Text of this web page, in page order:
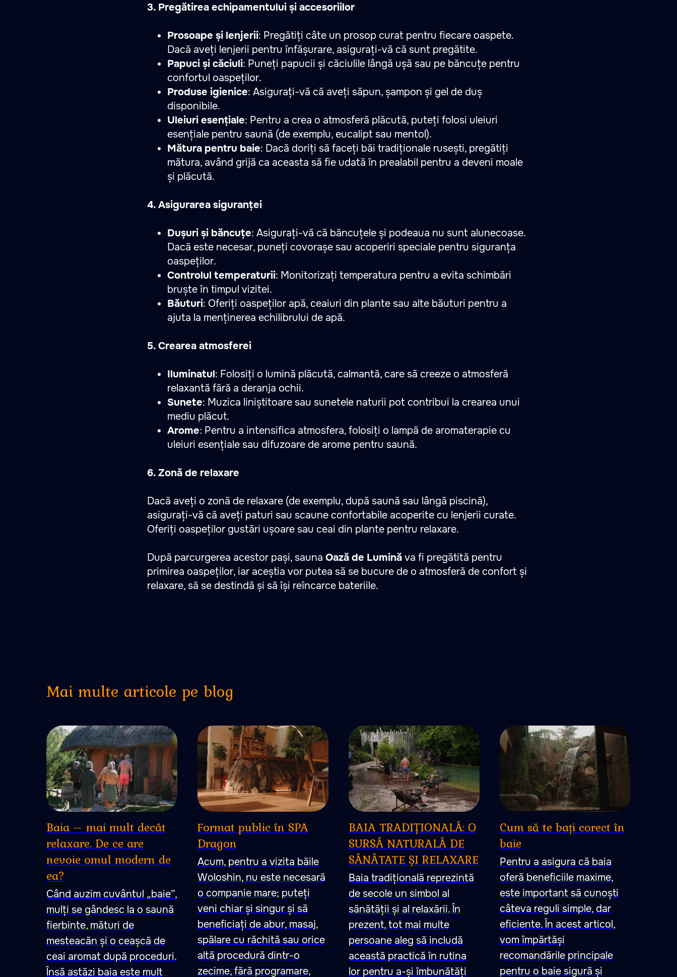
3. Pregătirea echipamentului și accesoriilor
Prosoape și lenjerii: Pregătiți câte un prosop curat pentru fiecare oaspete.
Dacă aveți lenjerii pentru înfășurare, asigurați-vă că sunt pregătite.
Papuci și căciuli: Puneți papucii și căciulile lângă ușă sau pe băncuțe pentru
confortul oaspeților.
Produse igienice: Asigurați-vă că aveți săpun, șampon și gel de duș
disponibile.
Uleiuri esențiale: Pentru a crea o atmosferă plăcută, puteți folosi uleiuri
esențiale pentru saună (de exemplu, eucalipt sau mentol).
Mătura pentru baie: Dacă doriți să faceți băi tradiționale rusești, pregătiți
mătura, având grijă ca aceasta să fie udată în prealabil pentru a deveni moale
și plăcută.
4. Asigurarea siguranței
Dușuri și băncuțe: Asigurați-vă că băncuțele și podeaua nu sunt alunecoase.
Dacă este necesar, puneți covorașe sau acoperiri speciale pentru siguranța
oaspeților.
Controlul temperaturii: Monitorizați temperatura pentru a evita schimbări
bruște în timpul vizitei.
Băuturi: Oferiți oaspeților apă, ceaiuri din plante sau alte băuturi pentru a
ajuta la menținerea echilibrului de apă.
5. Crearea atmosferei
Iluminatul: Folosiți o lumină plăcută, calmantă, care să creeze o atmosferă
relaxantă fără a deranja ochii.
Sunete: Muzica liniștitoare sau sunetele naturii pot contribui la crearea unui
mediu plăcut.
Arome: Pentru a intensifica atmosfera, folosiți o lampă de aromaterapie cu
uleiuri esențiale sau difuzoare de arome pentru saună.
6. Zonă de relaxare
Dacă aveți o zonă de relaxare (de exemplu, după saună sau lângă piscină),
asigurați-vă că aveți paturi sau scaune confortabile acoperite cu lenjerii curate.
Oferiți oaspeților gustări ușoare sau ceai din plante pentru relaxare.
După parcurgerea acestor pași, sauna Oază de Lumină va fi pregătită pentru
primirea oaspeților, iar aceștia vor putea să se bucure de o atmosferă de confort și
relaxare, să se destindă și să își reîncarce bateriile.
Mai multe articole pe blog
Baia – mai mult decât
relaxare. De ce are
nevoie omul modern de
ea?
Când auzim cuvântul „baie”,
mulți se gândesc la o saună
fierbinte, mături de
mesteacăn și o ceașcă de
ceai aromat după proceduri.
Însă astăzi baia este mult
Format public în SPA
Dragon
Acum, pentru a vizita băile
Woloshin, nu este necesară
o companie mare; puteți
veni chiar și singur și să
beneficiați de abur, masaj,
spălare cu răchită sau orice
altă procedură dintr-o
zecime, fără programare,
BAIA TRADIȚIONALĂ: O
SURSĂ NATURALĂ DE
SĂNĂTATE ȘI RELAXARE
Baia tradițională reprezintă
de secole un simbol al
sănătății și al relaxării. În
prezent, tot mai multe
persoane aleg să includă
această practică în rutina
lor pentru a-și îmbunătăți
Cum să te bați corect în
baie
Pentru a asigura că baia
oferă beneficiile maxime,
este important să cunoști
câteva reguli simple, dar
eficiente. În acest articol,
vom împărtăși
recomandările principale
pentru o baie sigură și